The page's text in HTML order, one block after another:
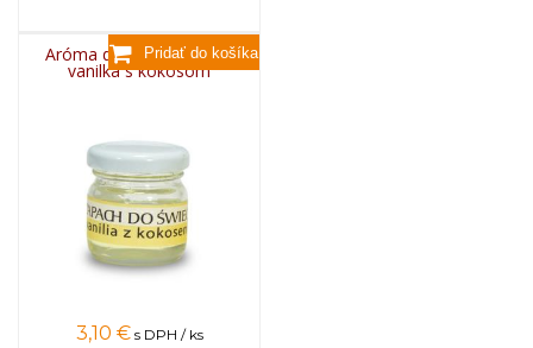
Aróma do sviečok, 25g -
vanilka s kokosom
3,10 € s DPH / ks